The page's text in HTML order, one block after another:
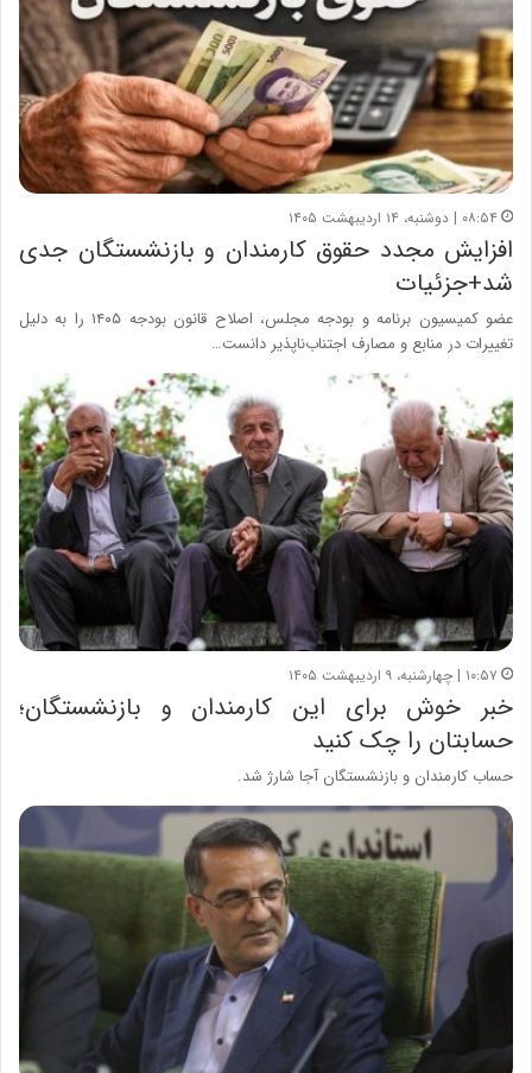
۰۸:۵۴ | دوشنبه، ۱۴ اردیبهشت ۱۴۰۵
افزایش مجدد حقوق کارمندان و بازنشستگان جدی
شد+جزئیات
عضو کمیسیون برنامه و بودجه مجلس، اصلاح قانون بودجه ۱۴۰۵ را به دلیل
تغییرات در منابع و مصارف اجتناب‌ناپذیر دانست…
۱۰:۵۷ | چهارشنبه، ۹ اردیبهشت ۱۴۰۵
خبر خوش برای این کارمندان و بازنشستگان؛
حسابتان را چک کنید
حساب کارمندان و بازنشستگان آجا شارژ شد.